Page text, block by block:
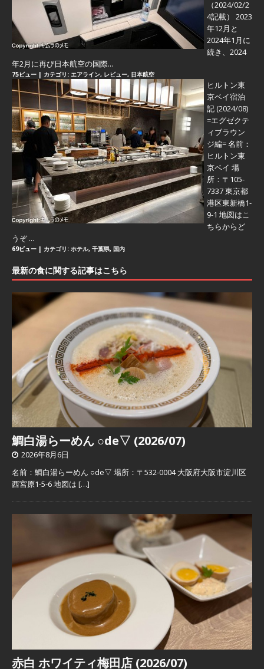
（2024/02/2
4記載） 2023
年12月と
2024年1月に
続き、2024
年2月に再び日本航空の国際...
75ビュー | カテゴリ: エアライン, レビュー, 日本航空
ヒルトン東
京ベイ宿泊
記 (2024/08)
=エグゼクテ
ィブラウン
ジ編=名前：
ヒルトン東
京ベイ 場
所：〒105-
7337 東京都
港区東新橋1-
9-1 地図はこ
ちらからど
うぞ ...
69ビュー | カテゴリ: ホテル, 千葉県, 国内
最新の食に関する記事はこちら
鯛白湯らーめん ○de▽ (2026/07)
2026年8月6日
名前：鯛白湯らーめん ○de▽ 場所：〒532-0004 大阪府大阪市淀川区
西宮原1-5-6 地図は […]
赤白 ホワイティ梅田店 (2026/07)